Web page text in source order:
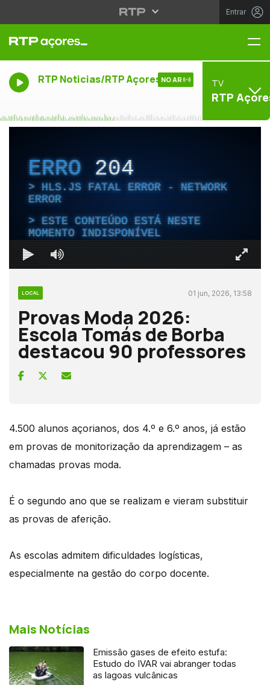
Entrar
RTP Noticias/RTP Açores NO AR TV
RTP
ERRO204
HLS.JS FATAL ERROR - NETWORK
ERROR
ESTE CONTEÚDO ESTÁ NESTE
MOMENTO INDISPONÍVEL
LOCAL 01 jun, 2026, 13:58
Provas Moda 2026:
Escola Tomás de Borba
destacou 90 professores
4.500 alunos açorianos, dos 4.º e 6.º anos, já estão
em provas de monitorização da aprendizagem – as
chamadas provas moda.
É o segundo ano que se realizam e vieram substituir
as provas de aferição.
As escolas admitem dificuldades logísticas,
especialmente na gestão do corpo docente.
Mais Notícias
Emissão gases de efeito estufa:
Estudo do IVAR vai abranger todas
as lagoas vulcânicas